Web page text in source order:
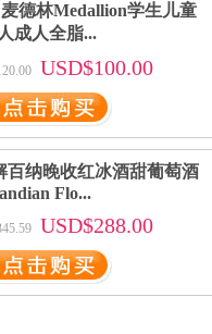
德林Medallion学生儿童
成人全脂...
USD$100.00
百纳晚收红冰酒甜葡萄酒
Flo...
USD$288.00